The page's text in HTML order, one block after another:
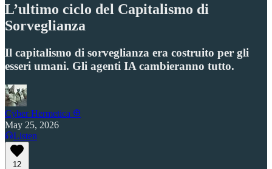
L’ultimo ciclo del Capitalismo di
Sorveglianza
Il capitalismo di sorveglianza era costruito per gli
esseri umani. Gli agenti IA cambieranno tutto.
Cyber Hermetica 𐀏
May 25, 2026
Listen
12